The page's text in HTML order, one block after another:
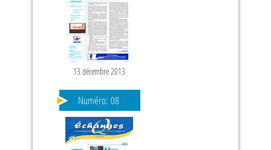
13 décembre 2013
Numéro: 08